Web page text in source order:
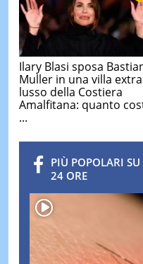
Ilary Blasi sposa
Muller in una villa extra
lusso della Costiera
Amalfitana: quanto
...
PIÙ POPOLARI
24 ORE